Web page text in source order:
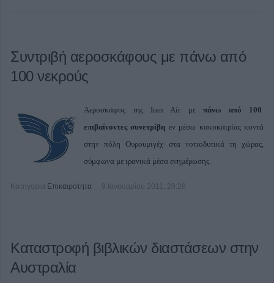
Συντριβή αεροσκάφους με πάνω από
100 νεκρούς
Αεροσκάφος της Iran Air με πάνω από 100
επιβαίνοντες συνετρίβη εν μέσω κακοκαιρίας κοντά
στην πόλη Ουρουμιγέχ στα νοτιοδυτικά τη χώρας,
σύμφωνα με ιρανικά μέσα ενημέρωσης.
Κατηγορία Επικαιρότητα 9 Ιανουαρίου 2011, 20:28
Καταστροφή βιβλικών διαστάσεων στην
Αυστραλία